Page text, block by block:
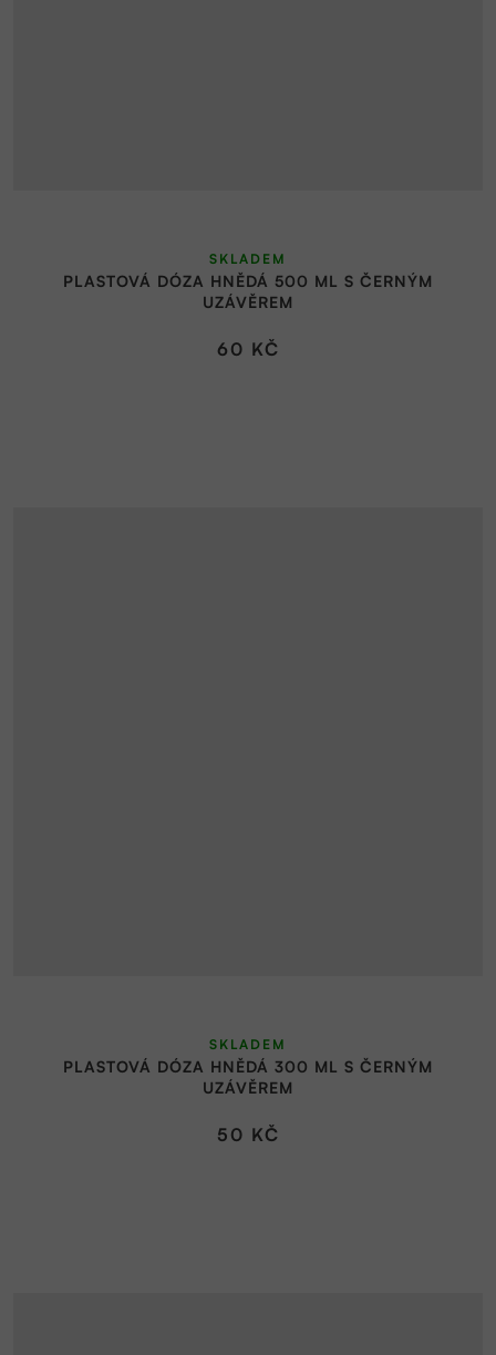
PLASTOVÁ DÓZA HNĚDÁ 500 ML S ČERNÝM
UZÁVĚREM
SKLADEM
60 KČ
PLASTOVÁ DÓZA HNĚDÁ 300 ML S ČERNÝM
UZÁVĚREM
SKLADEM
50 KČ